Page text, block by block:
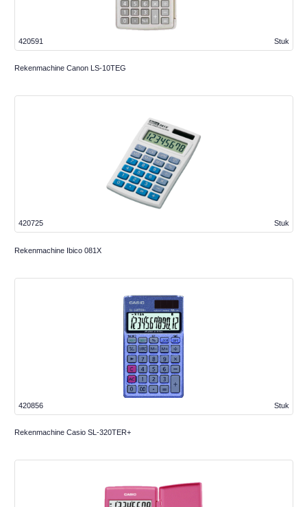
Stuk
420591
Rekenmachine Canon LS-10TEG
Stuk
420725
Rekenmachine Ibico 081X
Stuk
420856
Rekenmachine Casio SL-320TER+